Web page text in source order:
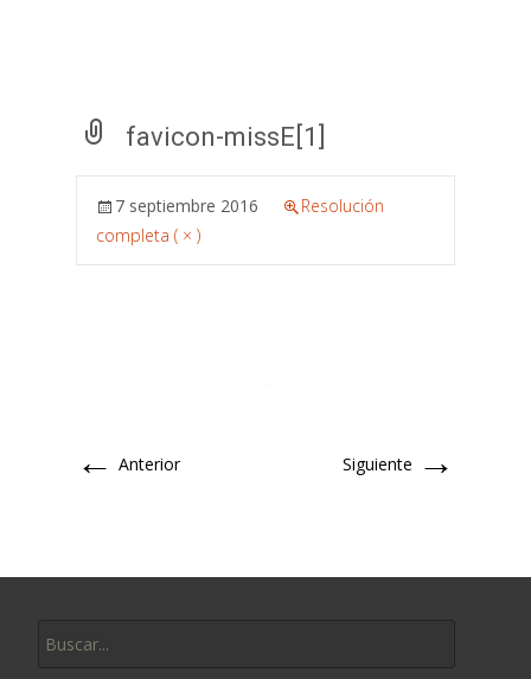
favicon-missE[1]
7 septiembre 2016
Resolución
completa ( × )
← Anterior Siguiente →